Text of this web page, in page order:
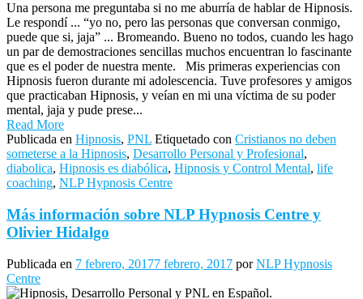
Una persona me preguntaba si no me aburría de hablar de Hipnosis.
Le respondí ... “yo no, pero las personas que conversan conmigo,
puede que si, jaja” ... Bromeando. Bueno no todos, cuando les hago
un par de demostraciones sencillas muchos encuentran lo fascinante
que es el poder de nuestra mente. Mis primeras experiencias con
Hipnosis fueron durante mi adolescencia. Tuve profesores y amigos
que practicaban Hipnosis, y veían en mi una víctima de su poder
mental, jaja y pude prese...
Read More
Publicada en Hipnosis, PNL Etiquetado con Cristianos no deben
someterse a la Hipnosis, Desarrollo Personal y Profesional,
diabolica, Hipnosis es diabólica, Hipnosis y Control Mental, life
coaching, NLP Hypnosis Centre
Más información sobre NLP Hypnosis Centre y
Olivier Hidalgo
Publicada en 7 febrero, 20177 febrero, 2017 porNLP Hypnosis
Centre